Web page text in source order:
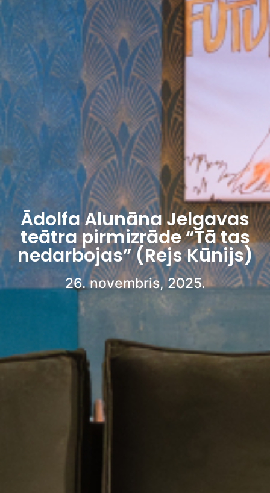
Ādolfa Alunāna Jelgavas
teātra pirmizrāde “Tā tas
nedarbojas” (Rejs Kūnijs)
26. novembris, 2025.